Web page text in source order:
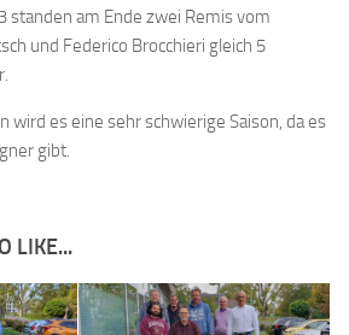
standen am Ende zwei Remis vom
und Federico Brocchieri gleich 5
wird es eine sehr schwierige Saison, da es
gibt.
LIKE...